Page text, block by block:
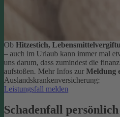
Ob Hitzestich,
– auch im Urlaub kann immer mal
uns darum, dass zumindest die
aufstoßen. Mehr Infos zur Meldung
Auslandskrankenversicherung:
Leistungsfall melden
Schadenfall